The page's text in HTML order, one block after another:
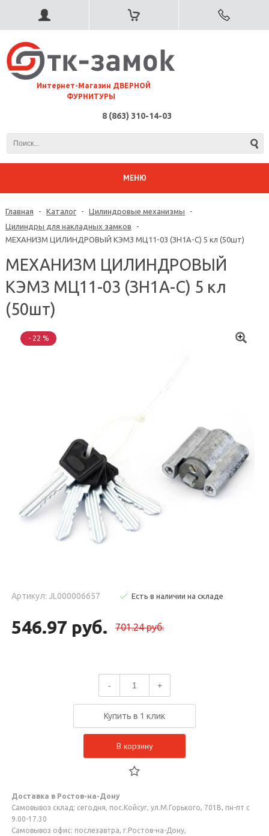
⠀Интернет-Магазин ДВЕРНОЙ
ФУРНИТУРЫ
8 (863) 310-14-03
МЕНЮ
Главная - Каталог - Цилиндровые механизмы
-
Цилиндры для накладных замков
-
МЕХАНИЗМ ЦИЛИНДРОВЫЙ КЭМЗ МЦ11-03 (ЗН1А-С) 5 кл (50шт)
МЕХАНИЗМ ЦИЛИНДРОВЫЙ
КЭМЗ МЦ11-03 (ЗН1А-С) 5 кл
(50шт)
- 22 %
Артикул: JL000006657 Есть в наличии на складе
546.97 руб. 701.24 руб.
- +
Купить в 1 клик
В корзину
Доставка в Ростов-на-Дону
Самовывоз склад: сегодня, пос.Койсуг, ул.М.Горького, 701В, пн-пт с
9.00-17.30
Самовывоз офис: послезавтра, г.Ростов-на-Дону,